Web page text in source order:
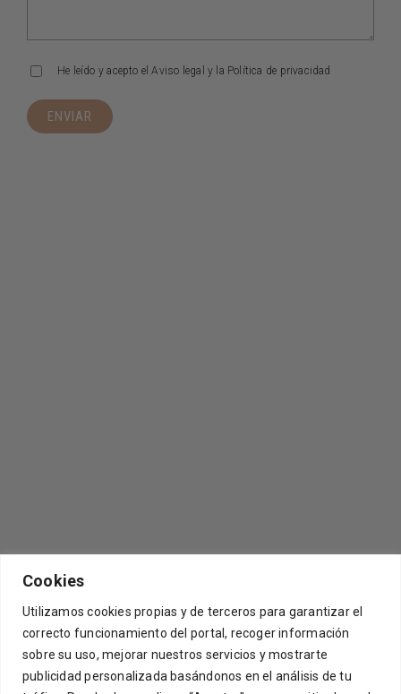
Cookies
Utilizamos cookies propias y de terceros para garantizar el
correcto funcionamiento del portal, recoger información
sobre su uso, mejorar nuestros servicios y mostrarte
publicidad personalizada basándonos en el análisis de tu
He leído y acepto elAviso legal y la Política de privacidad
[mc4wp_form id=21156]